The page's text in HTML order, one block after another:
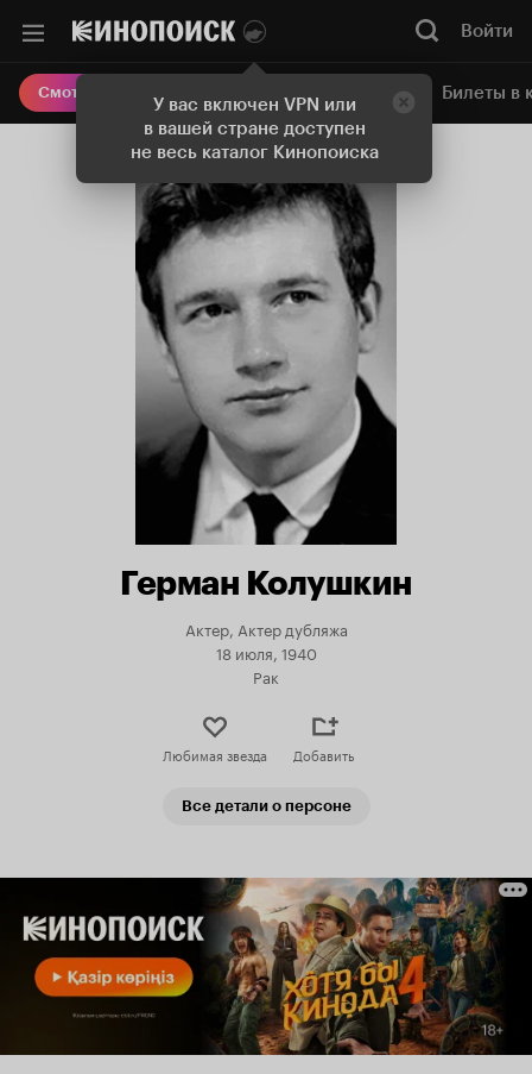
У вас включен VPN или
в вашей стране доступен
не весь каталог Кинопоиска
Войти
Смотреть кино Онлайн-кинотеатр Билеты в
Герман Колушкин
Актер, Актер дубляжа
18 июля, 1940
Рак
Любимая звезда Добавить
Все детали о персоне